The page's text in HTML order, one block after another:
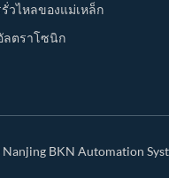
วไหลของแม่เหล็ก
ลตราโซนิก
Nanjing BKN Automation